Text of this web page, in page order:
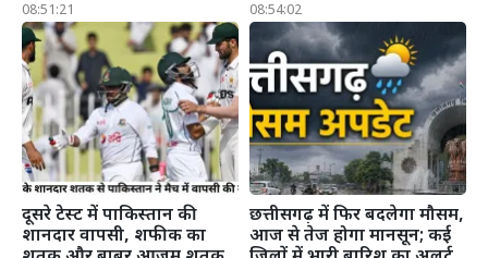
08:51:21
08:54:02
दूसरे टेस्ट में पाकिस्तान की
शानदार वापसी, शफीक का
छत्तीसगढ़ में फिर बदलेगा मौसम,
आज से तेज होगा मानसून; कई